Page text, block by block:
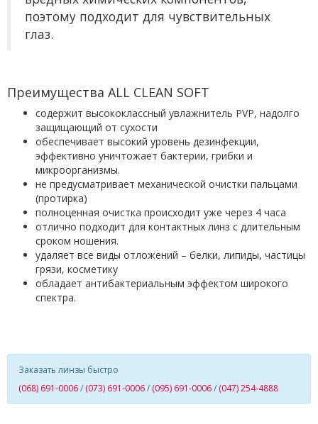
поэтому подходит для чувствительных
глаз.
Преимущества ALL CLEAN SOFT
содержит высококлассный увлажнитель PVP, надолго
защищающий от сухости
обеспечивает высокий уровень дезинфекции,
эффективно уничтожает бактерии, грибки и
микроорганизмы.
не предусматривает механической очистки пальцами
(протирка)
полноценная очистка происходит уже через 4 часа
отлично подходит для контактных линз с длительным
сроком ношения.
удаляет все виды отложений – белки, липиды, частицы
грязи, косметику
обладает антибактериальным эффектом широкого
спектра.
Заказать линзы быстро
(068) 691-0006/ (073) 691-0006/ (095) 691-0006/ (047) 254-4888